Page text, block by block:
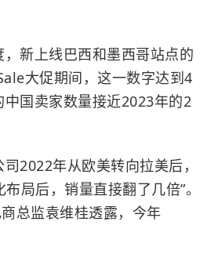
新上线巴西和墨西哥站点的
大促期间，这一数字达到4
国卖家数量接近2023年的2
2022年从欧美转向拉美后，
局后，销量直接翻了几倍”。
总监袁维桂透露，今年